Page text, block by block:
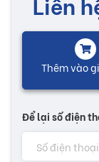
Thêm vào
Để lại số điện